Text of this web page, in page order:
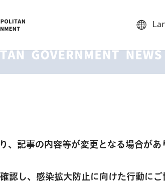
、記事の内容等が変更となる場合があ
認し、感染拡大防止に向けた行動にご